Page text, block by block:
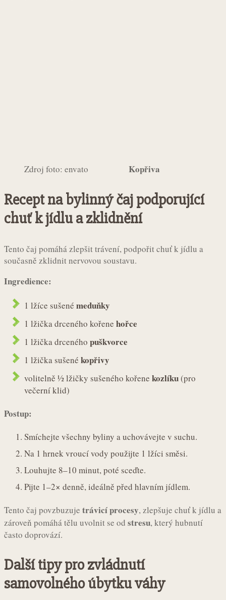
Zdroj foto: envato Kopřiva
Recept na bylinný čaj podporující
chuť k jídlu a zklidnění
Tento čaj pomáhá zlepšit trávení, podpořit chuť k jídlu a
současně zklidnit nervovou soustavu.
Ingredience:
1 lžíce sušené meduňky
1 lžička drceného kořene hořce
1 lžička drceného puškvorce
1 lžička sušené kopřivy
volitelně ½ lžičky sušeného kořene kozlíku(pro
večerní klid)
Postup:
Smíchejte všechny byliny a uchovávejte v suchu.
Na 1 hrnek vroucí vody použijte 1 lžíci směsi.
Louhujte 8–10 minut, poté sceďte.
Pijte 1–2× denně, ideálně před hlavním jídlem.
Tento čaj povzbuzuje trávicí procesy, zlepšuje chuť k jídlu a
zároveň pomáhá tělu uvolnit se od stresu, který hubnutí
často doprovází.
Další tipy pro zvládnutí
samovolného úbytku váhy